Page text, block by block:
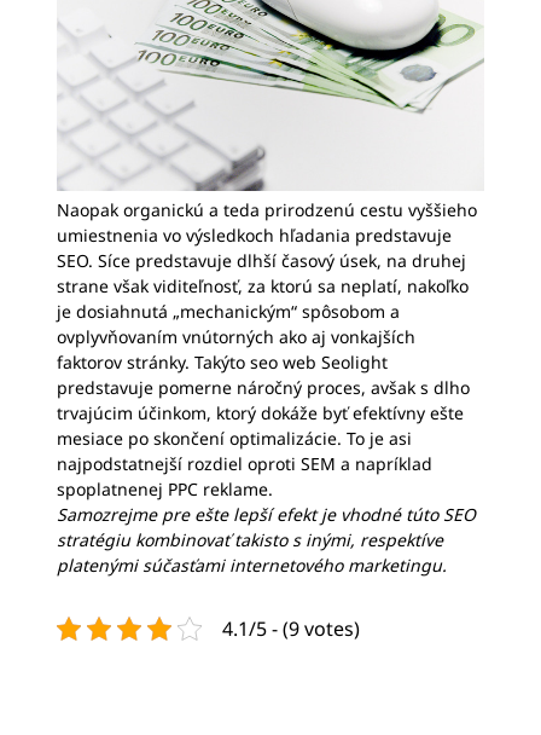
Naopak organickú a teda prirodzenú cestu vyššieho
umiestnenia vo výsledkoch hľadania predstavuje
SEO. Síce predstavuje dlhší časový úsek, na druhej
strane však viditeľnosť, za ktorú sa neplatí, nakoľko
je dosiahnutá „mechanickým“ spôsobom a
ovplyvňovaním vnútorných ako aj vonkajších
faktorov stránky. Takýtoseo web Seolight
predstavuje pomerne náročný proces, avšak s dlho
trvajúcim účinkom, ktorý dokáže byť efektívny ešte
mesiace po skončení optimalizácie. To je asi
najpodstatnejší rozdiel oproti SEM a napríklad
spoplatnenej PPC reklame.
Samozrejme pre ešte lepší efekt je vhodné túto SEO
stratégiu kombinovať takisto s inými, respektíve
platenými súčasťami internetového marketingu.
4.1/5 - (9 votes)